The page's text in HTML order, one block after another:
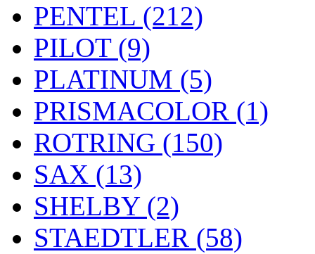
PENTEL (212)
PILOT (9)
PLATINUM (5)
PRISMACOLOR (1)
ROTRING (150)
SAX (13)
SHELBY (2)
STAEDTLER (58)